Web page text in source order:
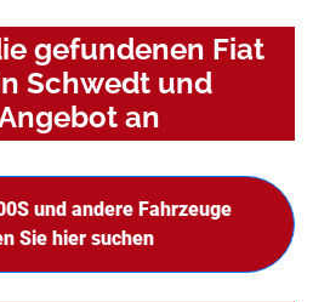
gefundenen Fiat
Schwedt und
an
und andere Fahrzeuge
Sie hier suchen